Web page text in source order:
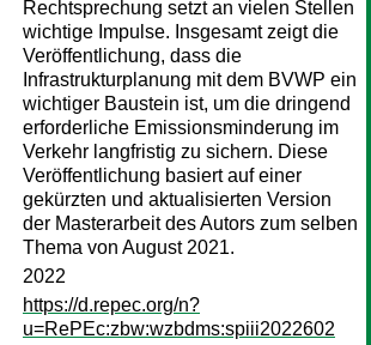
Rechtsprechung setzt an vielen Stellen
wichtige Impulse. Insgesamt zeigt die
Veröffentlichung, dass die
Infrastrukturplanung mit dem BVWP ein
wichtiger Baustein ist, um die dringend
erforderliche Emissionsminderung im
Verkehr langfristig zu sichern. Diese
Veröffentlichung basiert auf einer
gekürzten und aktualisierten Version
der Masterarbeit des Autors zum selben
Thema von August 2021.
2022
https://d.repec.org/n?
u=RePEc:zbw:wzbdms:spiii2022602